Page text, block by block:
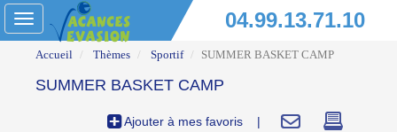
04.99.13.71.10
Toggle
navigation
Accueil Thèmes Sportif SUMMER BASKET CAMP
SUMMER BASKET CAMP
Ajouter à mes favoris |